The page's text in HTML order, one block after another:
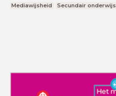
Mediawijsheid Secundair onderwijs